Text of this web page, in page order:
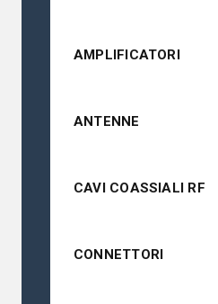
AMPLIFICATORI
ANTENNE
CAVI COASSIALI RF
CONNETTORI